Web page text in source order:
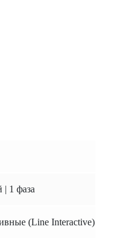
1 фаза
(Line Interactive)